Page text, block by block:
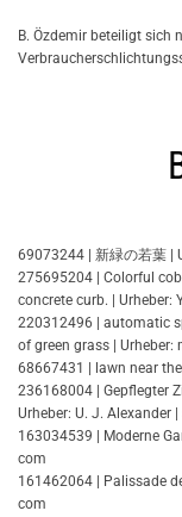
B. Özdemir be­tei­ligt sich
69073244 | 新緑の若葉 |
275695204 | Colorful
concrete curb. | Ur­he­ber:
220312496 | automatic
of green grass |
68667431 | lawn near
236168004 | Gepflegter
Ur­he­ber: U. J. Alexander
163034539 | Moderne
com
161462064 | Palissade
com